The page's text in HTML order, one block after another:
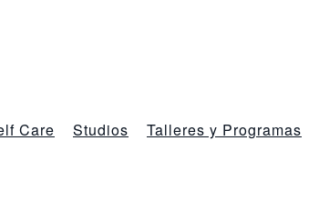
Care Studios Talleres y Programas